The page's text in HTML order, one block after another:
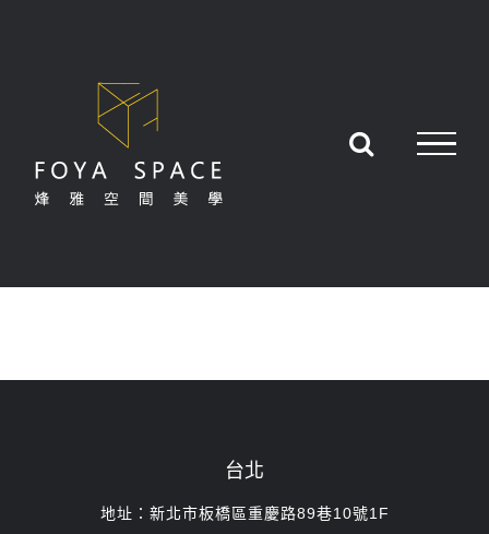
台北
地址：新北市板橋區重慶路89巷10號1F